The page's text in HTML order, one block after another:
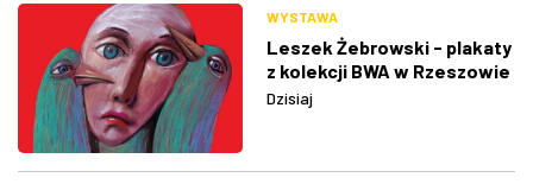
WYSTAWA
Leszek Żebrowski - plakaty
z kolekcji BWA w Rzeszowie
Dzisiaj